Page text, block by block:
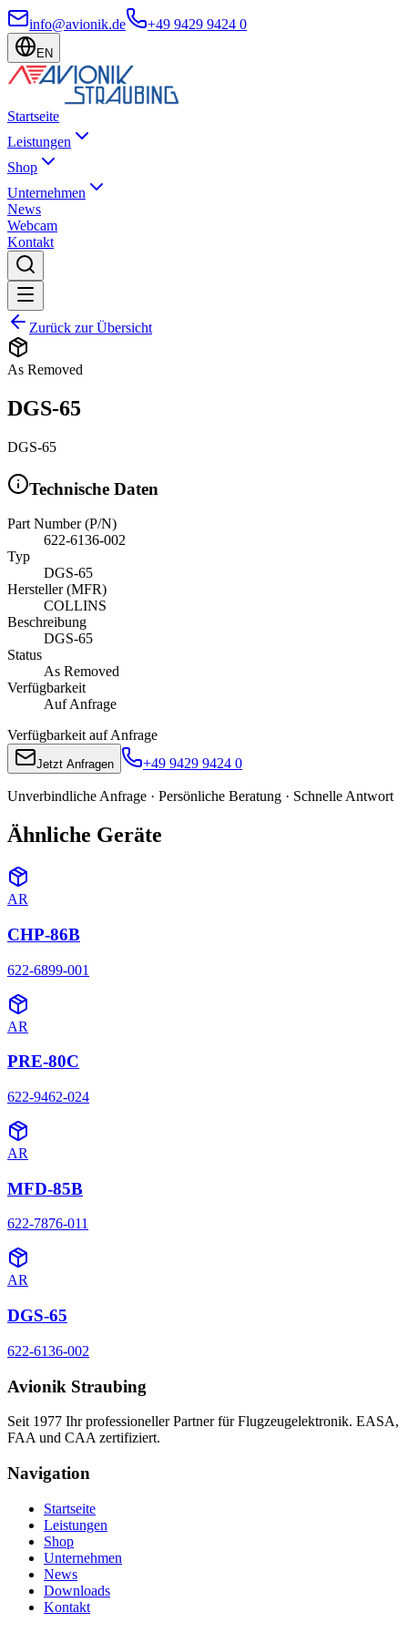
info@avionik.de +49 9429 9424 0
EN
Startseite
Leistungen
Shop
Unternehmen
News
Webcam
Kontakt
Zurück zur Übersicht
As Removed
DGS-65
DGS-65
Technische Daten
Part Number (P/N)
622-6136-002
Typ
DGS-65
Hersteller (MFR)
COLLINS
Beschreibung
DGS-65
Status
As Removed
Verfügbarkeit
Auf Anfrage
Verfügbarkeit auf Anfrage
Jetzt Anfragen +49 9429 9424 0
Unverbindliche Anfrage · Persönliche Beratung · Schnelle Antwort
Ähnliche Geräte
AR
CHP-86B
622-6899-001
AR
PRE-80C
622-9462-024
AR
MFD-85B
622-7876-011
AR
DGS-65
622-6136-002
Avionik Straubing
Seit 1977 Ihr professioneller Partner für Flugzeugelektronik. EASA,
FAA und CAA zertifiziert.
Navigation
Startseite
Leistungen
Shop
Unternehmen
News
Downloads
Kontakt